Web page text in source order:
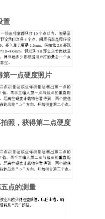
置
第一点硬度照片
照，获得第二点硬度
点的测量